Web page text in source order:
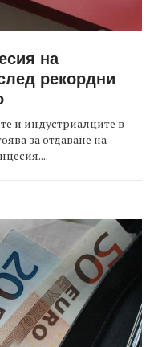
на
рекордни
и индустриалците в
за отдаване на